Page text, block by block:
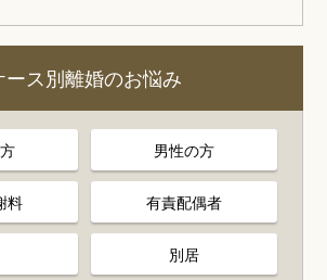
ース別離婚のお悩み
男性の方
料 有責配偶者
別居